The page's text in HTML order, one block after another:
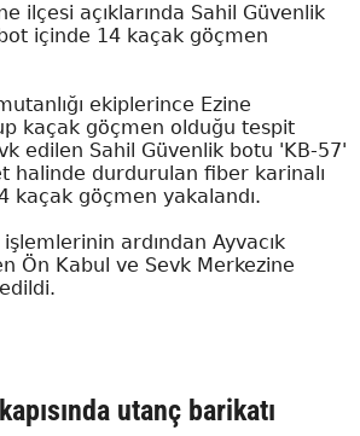
ilçesi açıklarında Sahil Güvenlik
içinde 14 kaçak göçmen
ekiplerince Ezine
kaçak göçmen olduğu tespit
edilen Sahil Güvenlik botu 'KB-57'
halinde durdurulan fiber karinalı
kaçak göçmen yakalandı.
ardından Ayvacık
Ön Kabul ve Sevk Merkezine
utanç barikatı